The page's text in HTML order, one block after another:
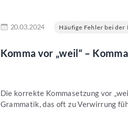
20.03.2024 Häufige Fehler bei der
Komma vor „weil“ –
Die korrekte Kommasetzung vor
Grammatik, das oft zu Verwirrung